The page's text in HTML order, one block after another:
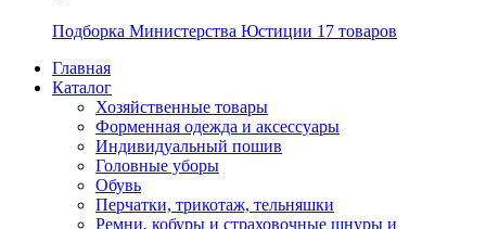
Подборка Министерства Юстиции 17 товаров
Главная
Каталог
Хозяйственные товары
Форменная одежда и аксессуары
Индивидуальный пошив
Головные уборы
Обувь
Перчатки, трикотаж, тельняшки
Ремни, кобуры и страховочные шнуры и